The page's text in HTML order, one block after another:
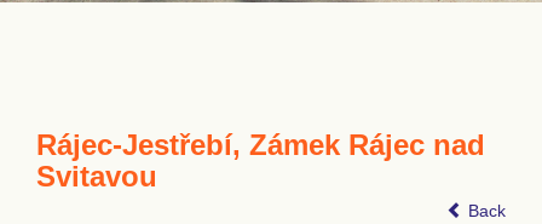
Rájec-Jestřebí, Zámek Rájec nad
Svitavou
Back